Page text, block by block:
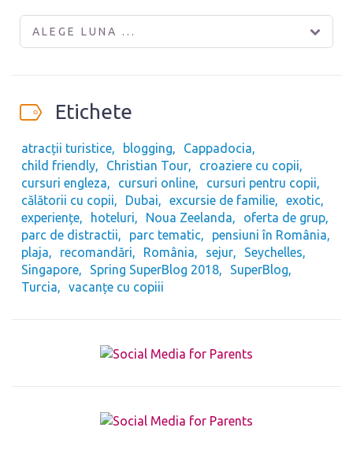
ALEGE LUNA ...
Etichete
atracții turistice blogging
Cappadocia
child friendly
Christian Tour
croaziere cu copii
cursuri engleza
cursuri online
cursuri pentru copii
călătorii cu copii
Dubai excursie de familie
exotic
experiențe
hoteluri Noua Zeelanda
oferta de grup
parc de distractii
parc tematic
pensiuni în România
plaja
recomandări România sejur
Seychelles
Singapore
Spring SuperBlog 2018
SuperBlog
Turcia
vacanțe cu copiii